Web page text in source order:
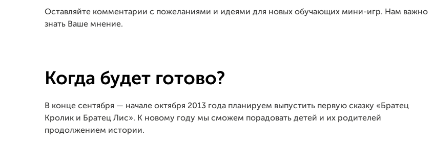
Оставляйте комментарии с пожеланиями и идеями для новых обучающих мини-игр. Нам важно
знать Ваше мнение.
Когда будет готово?
В конце сентября — начале октября 2013 года планируем выпустить первую сказку «Братец
Кролик и Братец Лис». К новому году мы сможем порадовать детей и их родителей
продолжением истории.